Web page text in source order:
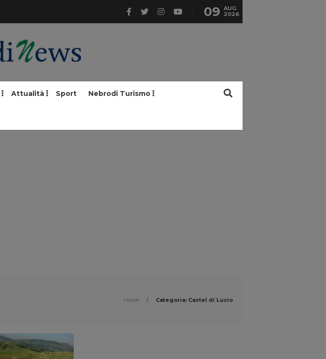
09 AUG
2026
Attualità Sport Nebrodi Turismo
Home / Categoria: Castel di Lucio